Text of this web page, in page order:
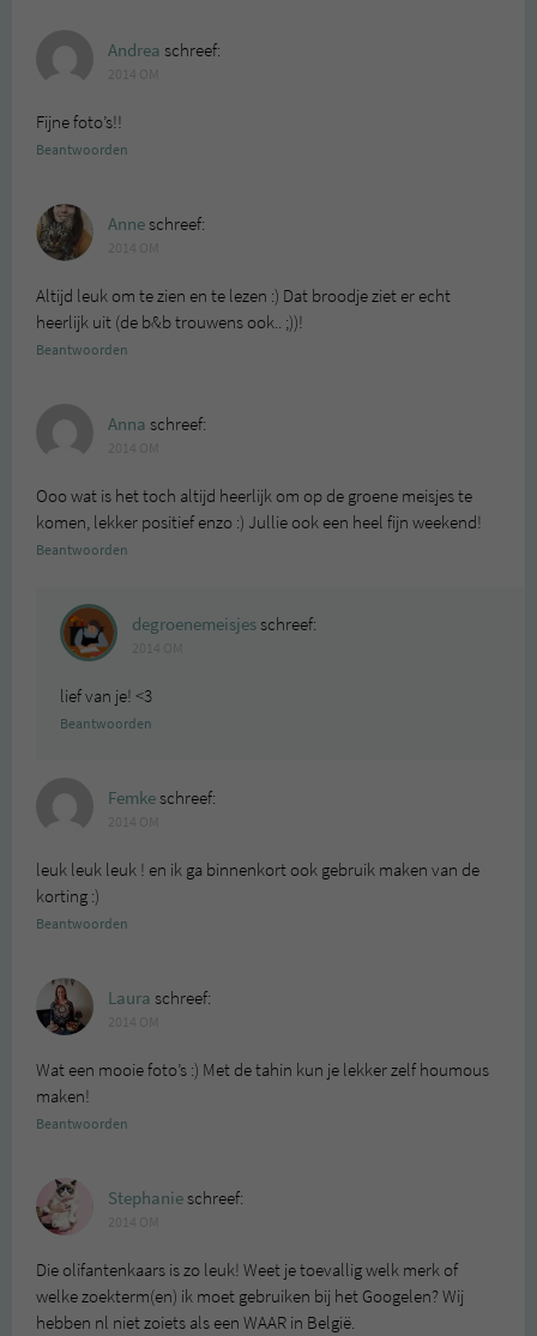
Andrea schreef:
Fijne foto’s!!
Beantwoorden
Anneschreef:
Altijd leuk om te zien en te lezen :) Dat broodje ziet er echt
heerlijk uit (de b&b trouwens ook.. ;))!
Beantwoorden
Anna schreef:
Ooo wat is het toch altijd heerlijk om op de groene meisjes te
komen, lekker positief enzo :) Jullie ook een heel fijn weekend!
Beantwoorden
degroenemeisjesschreef:
lief van je! <3
Beantwoorden
Femkeschreef:
leuk leuk leuk ! en ik ga binnenkort ook gebruik maken van de
korting :)
Beantwoorden
Laura schreef:
Wat een mooie foto’s :) Met de tahin kun je lekker zelf houmous
maken!
Beantwoorden
Stephanieschreef:
Die olifantenkaars is zo leuk! Weet je toevallig welk merk of
welke zoekterm(en) ik moet gebruiken bij het Googelen? Wij
hebben nl niet zoiets als een WAAR in België.